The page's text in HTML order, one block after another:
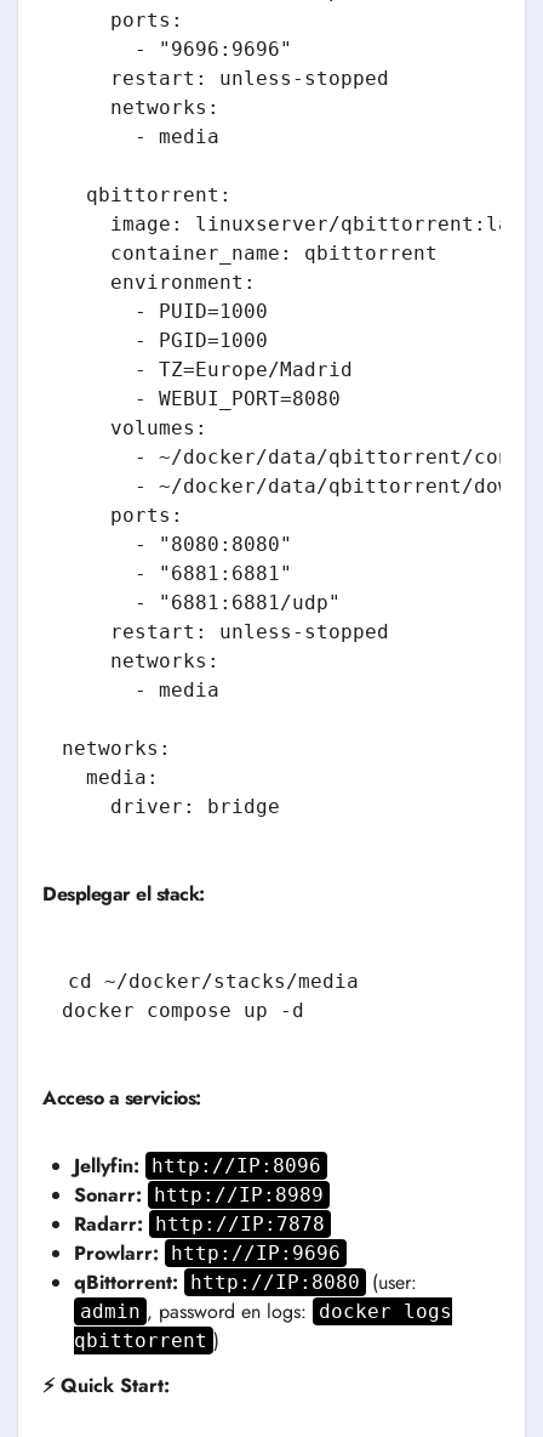
    ports:
      - "9696:9696"
    restart: unless-stopped
    networks:
      - media
  qbittorrent:
image: linuxserver/
    container_name: qbittorrent
    environment:
      - PUID=1000
      - PGID=1000
      - TZ=Europe/Madrid
      - WEBUI_PORT=8080
    volumes:
- ~/docker/data/qbittorrent/
- ~/docker/data/qbittorrent/
    ports:
      - "8080:8080"
      - "6881:6881"
      - "6881:6881/udp"
    restart: unless-stopped
    networks:
      - media
networks:
  media:
Desplegar el stack:
cd ~/docker/stacks/media
Acceso a servicios:
Jellyfin: http://IP:8096
Sonarr: http://IP:8989
Radarr: http://IP:7878
Prowlarr: http://IP:9696
qBittorrent: http://IP:8080 (user:
admin , password en logs:
docker logs
qbittorrent )
⚡ Quick Start: